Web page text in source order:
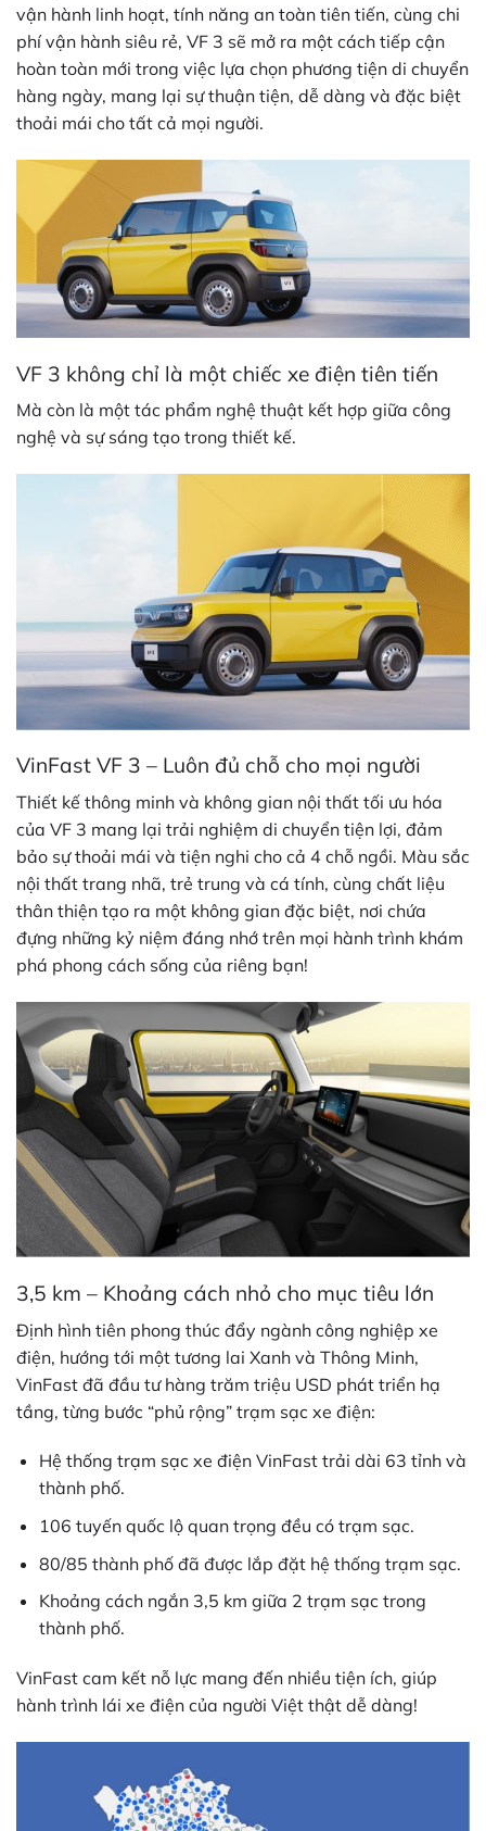
vận hành linh hoạt, tính năng an toàn tiên tiến, cùng chi
phí vận hành siêu rẻ, VF 3 sẽ mở ra một cách tiếp cận
hoàn toàn mới trong việc lựa chọn phương tiện di chuyển
hàng ngày, mang lại sự thuận tiện, dễ dàng và đặc biệt
thoải mái cho tất cả mọi người.
VF 3 không chỉ là một chiếc xe điện tiên tiến
Mà còn là một tác phẩm nghệ thuật kết hợp giữa công
nghệ và sự sáng tạo trong thiết kế.
VinFast VF 3 – Luôn đủ chỗ cho mọi người
Thiết kế thông minh và không gian nội thất tối ưu hóa
của VF 3 mang lại trải nghiệm di chuyển tiện lợi, đảm
bảo sự thoải mái và tiện nghi cho cả 4 chỗ ngồi. Màu sắc
nội thất trang nhã, trẻ trung và cá tính, cùng chất liệu
thân thiện tạo ra một không gian đặc biệt, nơi chứa
đựng những kỷ niệm đáng nhớ trên mọi hành trình khám
phá phong cách sống của riêng bạn!
3,5 km – Khoảng cách nhỏ cho mục tiêu lớn
Định hình tiên phong thúc đẩy ngành công nghiệp xe
điện, hướng tới một tương lai Xanh và Thông Minh,
VinFast đã đầu tư hàng trăm triệu USD phát triển hạ
tầng, từng bước “phủ rộng” trạm sạc xe điện:
Hệ thống trạm sạc xe điện VinFast trải dài 63 tỉnh và
thành phố.
106 tuyến quốc lộ quan trọng đều có trạm sạc.
80/85 thành phố đã được lắp đặt hệ thống trạm sạc.
Khoảng cách ngắn 3,5 km giữa 2 trạm sạc trong
thành phố.
VinFast cam kết nỗ lực mang đến nhiều tiện ích, giúp
hành trình lái xe điện của người Việt thật dễ dàng!